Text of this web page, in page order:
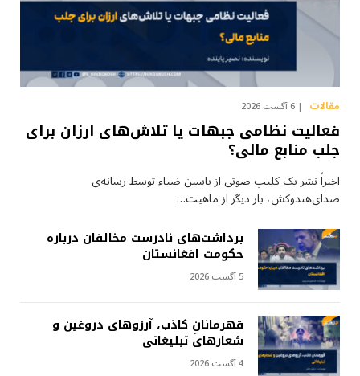
مقالات 6 آگست 2026
فعالیت نظامی جبهات یا تلاش‌های ارزان برای
جلب منابع مالی؟
اخیراً نشر یک کلیپ صوتی از یاسین ضیاء توسط رسانه‌ی
صدای‌هندوکش، بار دیگر از ماهیت…
برداشت‌های نادرست مخالفان درباره
حکومت افغانستان
5 آگست 2026
قهرمانانِ کاذب، آرزوهای دروغین و
شعارهای تبلیغاتی
4 آگست 2026